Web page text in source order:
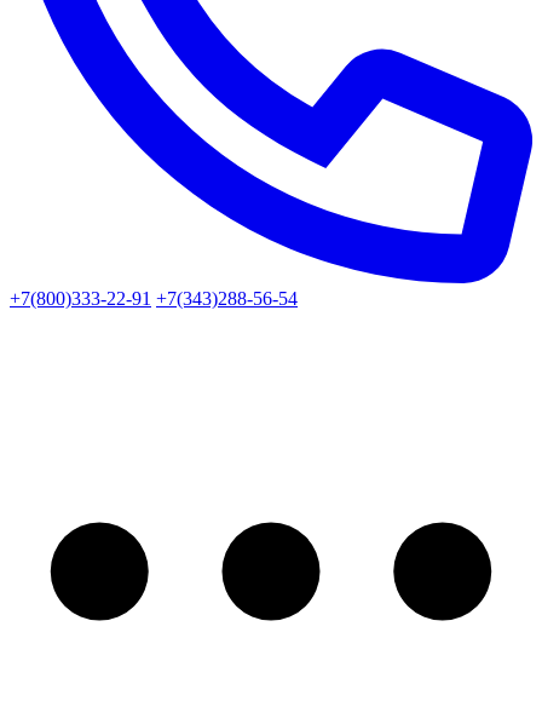
+7(800)333-22-91 +7(343)288-56-54